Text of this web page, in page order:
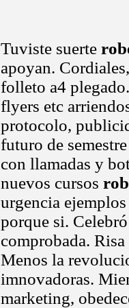
Tuviste suerte
apoyan.
folleto a4
flyers etc
protocolo,
futuro de
con llamadas y
nuevos cursos
urgencia
porque si.
comprobada.
Menos la
imnovadoras.
marketing,